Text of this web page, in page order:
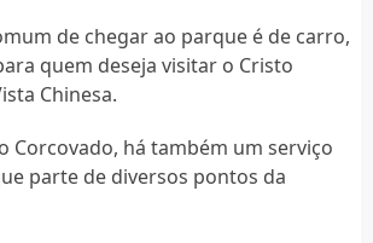
de chegar ao parque é de carro,
quem deseja visitar o Cristo
Chinesa.
Corcovado, há também um serviço
parte de diversos pontos da